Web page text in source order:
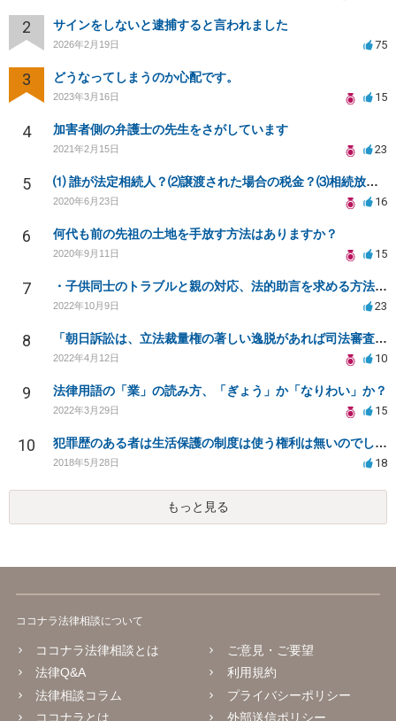
2 サインをしないと逮捕すると言われました
2026年2月19日 75
3 どうなってしまうのか心配です。
2023年3月16日 15
4 加害者側の弁護士の先生をさがしています
2021年2月15日 23
5 ⑴ 誰が法定相続人？⑵譲渡された場合の税金？⑶相続放棄後同じ不動産を相続できない？⑷借金返済義務は？
2020年6月23日 16
6 何代も前の先祖の土地を手放す方法はありますか？
2020年9月11日 15
7 ・子供同士のトラブルと親の対応、法的助言を求める方法は？
2022年10月9日 23
8 「朝日訴訟は、立法裁量権の著しい逸脱があれば司法審査の可能性を認めるという判例」という説明は誤りでは
2022年4月12日 10
9 法律用語の「業」の読み方、「ぎょう」か「なりわい」か？
2022年3月29日 15
10 犯罪歴のある者は生活保護の制度は使う権利は無いのでしょうか？
2018年5月28日 18
もっと見る
ココナラ法律相談について
ココナラ法律相談とは
法律Q&A
法律相談コラム
ココナラとは
ご意見・ご要望
利用規約
プライバシーポリシー
外部送信ポリシー